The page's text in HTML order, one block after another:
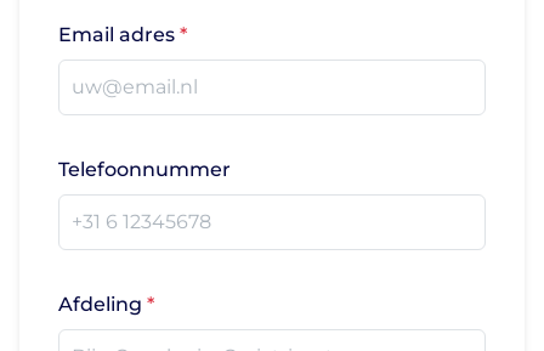
Email adres
Telefoonnummer
Afdeling